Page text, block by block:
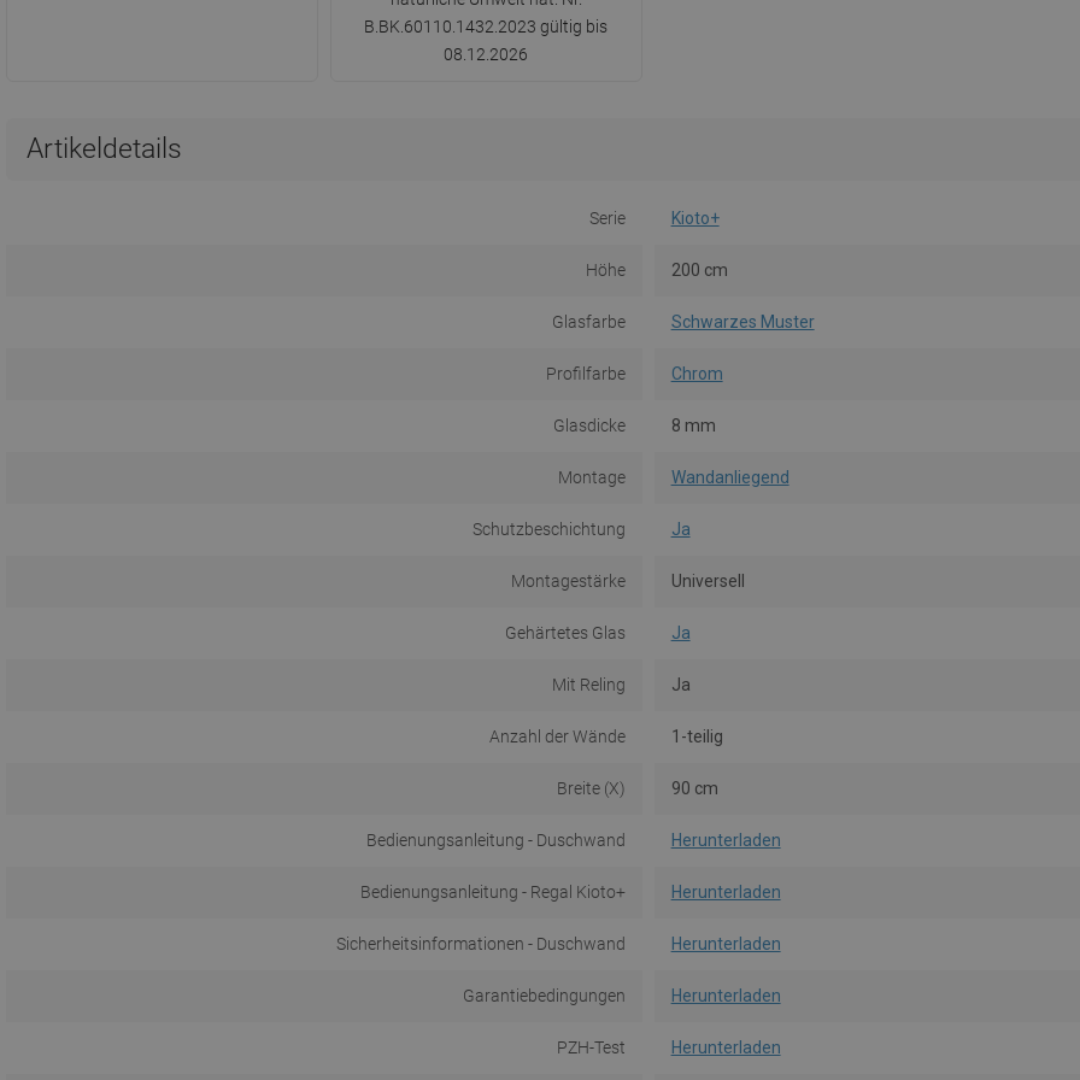
B.BK.60110.1432.2023 gültig bis
08.12.2026
Artikeldetails
Serie Kioto+
Höhe 200 cm
Glasfarbe Schwarzes Muster
Profilfarbe Chrom
Glasdicke 8 mm
Montage Wandanliegend
Schutzbeschichtung Ja
Montagestärke Universell
Gehärtetes Glas Ja
Mit Reling Ja
Anzahl der Wände 1-teilig
Breite (X) 90 cm
Bedienungsanleitung - Duschwand Herunterladen
Bedienungsanleitung - Regal Kioto+ Herunterladen
Sicherheitsinformationen - Duschwand Herunterladen
Garantiebedingungen Herunterladen
PZH-Test Herunterladen